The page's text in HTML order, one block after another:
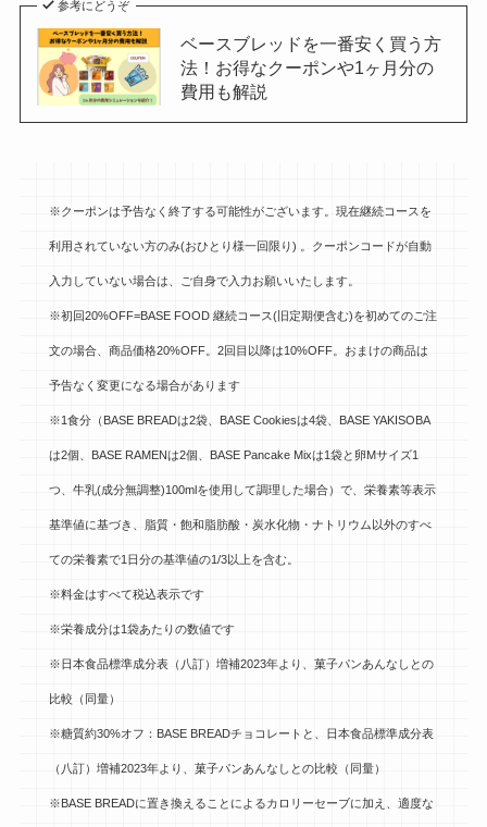
参考にどうぞ
ベースブレッドを一番安く買う方
法！お得なクーポンや1ヶ月分の
費用も解説
※クーポンは予告なく終了する可能性がございます。現在継続コースを
利用されていない方のみ(おひとり様一回限り) 。クーポンコードが自動
入力していない場合は、ご自身で入力お願いいたします。
※初回20%OFF=BASE FOOD 継続コース(旧定期便含む)を初めてのご注
文の場合、商品価格20%OFF。2回目以降は10%OFF。おまけの商品は
予告なく変更になる場合があります
※1食分（BASE BREADは2袋、BASE Cookiesは4袋、BASE YAKISOBA
は2個、BASE RAMENは2個、BASE Pancake Mixは1袋と卵Mサイズ1
つ、牛乳(成分無調整)100mlを使用して調理した場合）で、栄養素等表示
基準値に基づき、脂質・飽和脂肪酸・炭水化物・ナトリウム以外のすべ
ての栄養素で1日分の基準値の1/3以上を含む。
※料金はすべて税込表示です
※栄養成分は1袋あたりの数値です
※日本食品標準成分表（八訂）増補2023年より、菓子パンあんなしとの
比較（同量）
※糖質約30%オフ：BASE BREADチョコレートと、 日本食品標準成分表
（八訂）増補2023年より、菓子パンあんなしとの比較（同量）
※BASE BREADに置き換えることによるカロリーセーブに加え、適度な